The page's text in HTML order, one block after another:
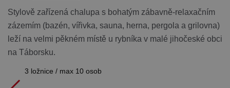
Stylově zařízená chalupa s bohatým zábavně-relaxačním
zázemím (bazén, vířivka, sauna, herna, pergola a grilovna)
leží na velmi pěkném místě u rybníka v malé jihočeské obci
na Táborsku.
3 ložnice / max 10 osob